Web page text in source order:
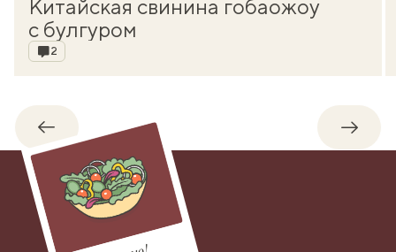
Китайская свинина гобаожоу
с булгуром
Комментарии
2
Обратно